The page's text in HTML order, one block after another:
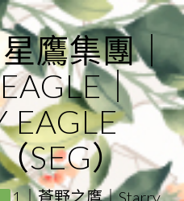
鷹集團｜
｜
EAGLE
SEG）
1｜蒼野之鷹｜Starry